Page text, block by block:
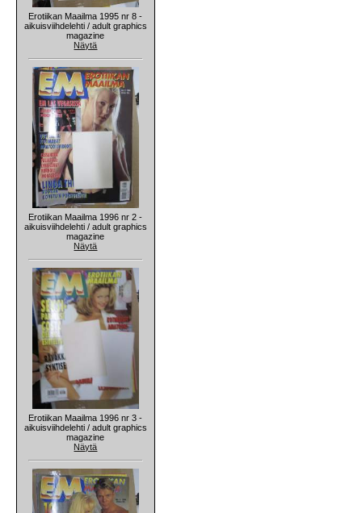
Erotiikan Maailma 1995 nr 8 -
aikuisviihdelehti / adult graphics
magazine
Näytä
Erotiikan Maailma 1996 nr 2 -
aikuisviihdelehti / adult graphics
magazine
Näytä
Erotiikan Maailma 1996 nr 3 -
aikuisviihdelehti / adult graphics
magazine
Näytä